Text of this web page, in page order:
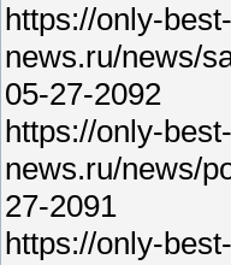
https://only-best-
news.ru/news/
05-27-2092
https://only-best-
news.ru/news/
27-2091
https://only-best-